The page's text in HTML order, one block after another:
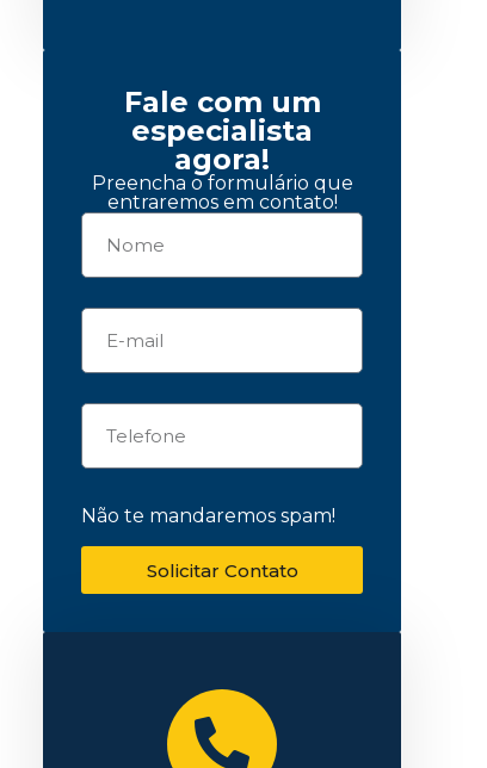
Fale com um
especialista
agora!
Preencha o formulário que
entraremos em contato!
Não te mandaremos spam!
Solicitar Contato